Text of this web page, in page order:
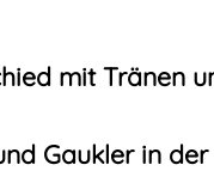
mit Tränen
Gaukler in